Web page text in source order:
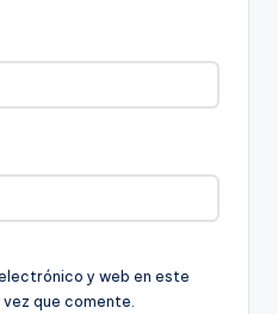
y web en este
que comente.